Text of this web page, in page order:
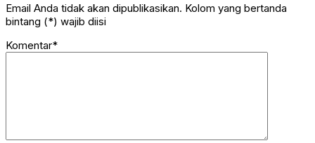
Email Anda tidak akan dipublikasikan. Kolom yang bertanda
bintang (*) wajib diisi
Komentar*